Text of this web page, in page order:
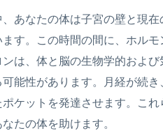
あなたの体は子宮の壁と現
す。この時間の間に、ホル
ンは、体と脳の生物学的およ
能性があります。月経が続
ケットを発達させます。こ
たの体を助けます。